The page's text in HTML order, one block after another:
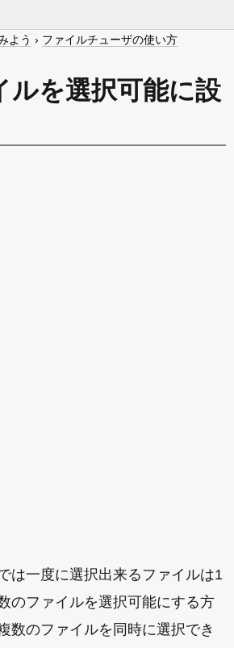
よう › ファイルチューザの使い方
ルを選択可能に設
は一度に選択出来るファイルは1
のファイルを選択可能にする方
数のファイルを同時に選択でき